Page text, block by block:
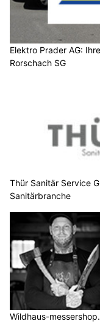
Elektro Prader AG:
Rorschach SG
Thür Sanitär Service
Sanitärbranche
Wildhaus-